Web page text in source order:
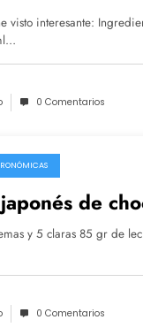
visto interesante:
0 Comentarios
de
y 5 claras 85 gr de
0 Comentarios